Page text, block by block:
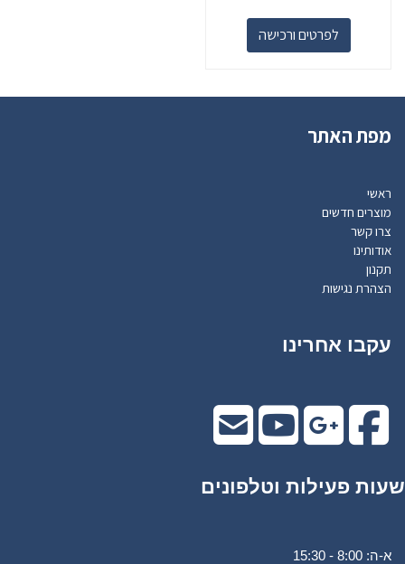
לפרטים ורכישה
מפת האתר
ראשי
מוצרים חדשים
צרו קשר
אודותינו
תקנון
הצהרת נגישות
עקבו אחרינו
שעות פעילות וטלפונים
א-ה: 8:00 - 15:30